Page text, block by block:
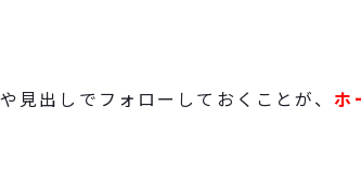
見出しでフォローしておくことが、ホ